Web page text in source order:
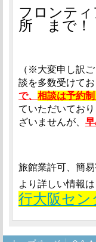
フロンテ
所 まで！
（※大変申し訳
談を多数受けてお
で、 相談は予約
ていただいてお
ざいませんが、
旅館業許可、簡
より詳しい情報
行大阪セン